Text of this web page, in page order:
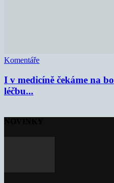
Komentáře
I v medicíně čekáme na
léčbu...